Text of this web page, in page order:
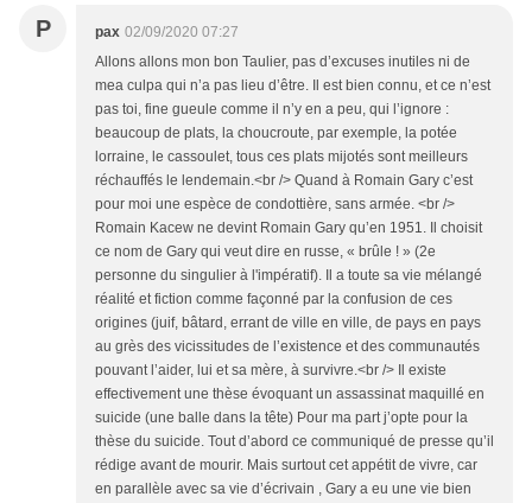
P pax 02/09/2020 07:27
Allons allons mon bon Taulier, pas d’excuses inutiles ni de
mea culpa qui n’a pas lieu d’être. Il est bien connu, et ce n’est
pas toi, fine gueule comme il n’y en a peu, qui l’ignore :
beaucoup de plats, la choucroute, par exemple, la potée
lorraine, le cassoulet, tous ces plats mijotés sont meilleurs
réchauffés le lendemain.<br /> Quand à Romain Gary c’est
pour moi une espèce de condottière, sans armée. <br />
Romain Kacew ne devint Romain Gary qu’en 1951. Il choisit
ce nom de Gary qui veut dire en russe, « brûle ! » (2e
personne du singulier à l'impératif). Il a toute sa vie mélangé
réalité et fiction comme façonné par la confusion de ces
origines (juif, bâtard, errant de ville en ville, de pays en pays
au grès des vicissitudes de l’existence et des communautés
pouvant l’aider, lui et sa mère, à survivre.<br /> Il existe
effectivement une thèse évoquant un assassinat maquillé en
suicide (une balle dans la tête) Pour ma part j’opte pour la
thèse du suicide. Tout d’abord ce communiqué de presse qu’il
rédige avant de mourir. Mais surtout cet appétit de vivre, car
en parallèle avec sa vie d’écrivain , Gary a eu une vie bien